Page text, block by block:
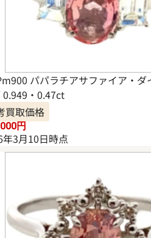
パパラチアサファイア・ダ
0.949・0.47ct
買取価格
円
3月10日時点